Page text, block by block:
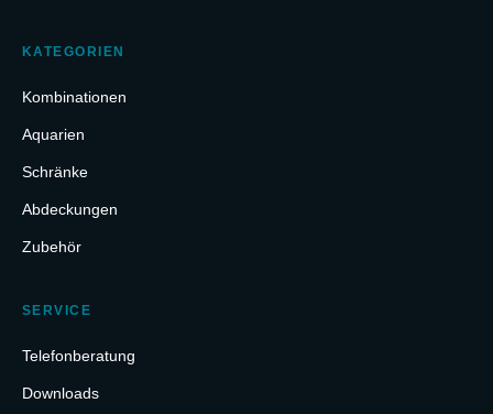
KATEGORIEN
Kombinationen
Aquarien
Schränke
Abdeckungen
Zubehör
SERVICE
Telefonberatung
Downloads